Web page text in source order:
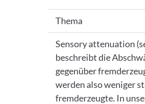
Thema
Sensory attenuation
beschreibt die
gegenüber
werden also weniger
fremderzeugte. In